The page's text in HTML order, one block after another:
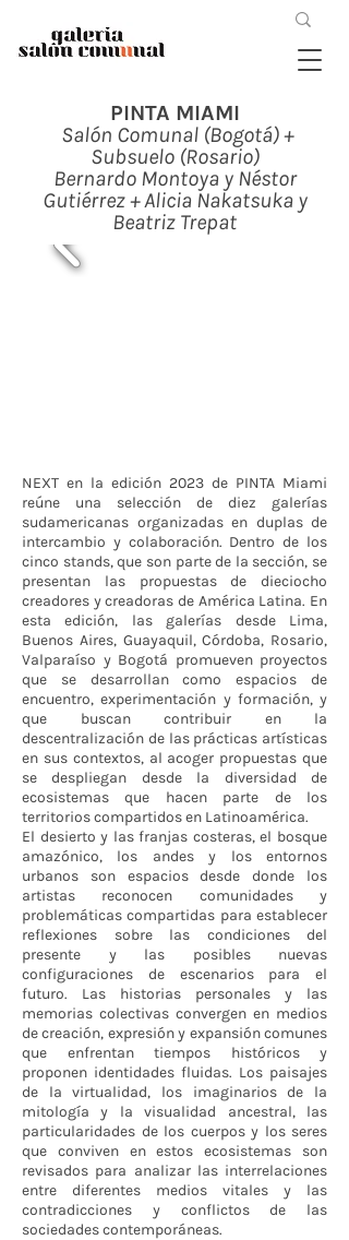
PINTA MIAMI
Salón Comunal (Bogotá) +
Subsuelo (Rosario)
Bernardo Montoya y Néstor
Gutiérrez + Alicia Nakatsuka y
Beatriz Trepat
NEXT en la edición 2023 de PINTA Miami
reúne una selección de diez galerías
sudamericanas organizadas en duplas de
intercambio y colaboración. Dentro de los
cinco stands, que son parte de la sección, se
presentan las propuestas de dieciocho
creadores y creadoras de América Latina. En
esta edición, las galerías desde Lima,
Buenos Aires, Guayaquil, Córdoba, Rosario,
Valparaíso y Bogotá promueven proyectos
que se desarrollan como espacios de
encuentro, experimentación y formación, y
que buscan contribuir en la
descentralización de las prácticas artísticas
en sus contextos, al acoger propuestas que
se despliegan desde la diversidad de
ecosistemas que hacen parte de los
territorios compartidos en Latinoamérica.
El desierto y las franjas costeras, el bosque
amazónico, los andes y los entornos
urbanos son espacios desde donde los
artistas reconocen comunidades y
problemáticas compartidas para establecer
reflexiones sobre las condiciones del
presente y las posibles nuevas
configuraciones de escenarios para el
futuro. Las historias personales y las
memorias colectivas convergen en medios
de creación, expresión y expansión comunes
que enfrentan tiempos históricos y
proponen identidades fluidas. Los paisajes
de la virtualidad, los imaginarios de la
mitología y la visualidad ancestral, las
particularidades de los cuerpos y los seres
que conviven en estos ecosistemas son
revisados para analizar las interrelaciones
entre diferentes medios vitales y las
contradicciones y conflictos de las
sociedades contemporáneas.